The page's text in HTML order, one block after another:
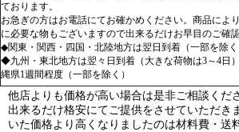
ております。
お急ぎの方はお電話にてお確かめください。商品によ
に必要な物もございますので出来るだけお早目のご確
◆関東・関西・四国・北陸地方は翌日到着（一部を除く
◆九州・東北地方は翌々日到着（大きな荷物は3～4日
縄県1週間程度（一部を除く）
他店よりも価格が高い場合は是非ご相談くだ
出来るだけ格安にてご提供をさせていただき
いた価格より高くなりましたのは材料費・送